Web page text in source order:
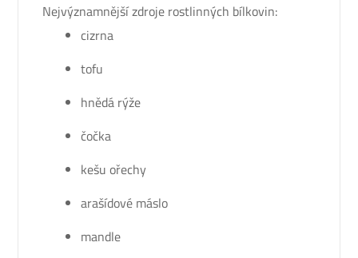
Nejvýznamnější zdroje rostlinných bílkovin:
cizrna
tofu
hnědá rýže
čočka
kešu ořechy
arašídové máslo
mandle